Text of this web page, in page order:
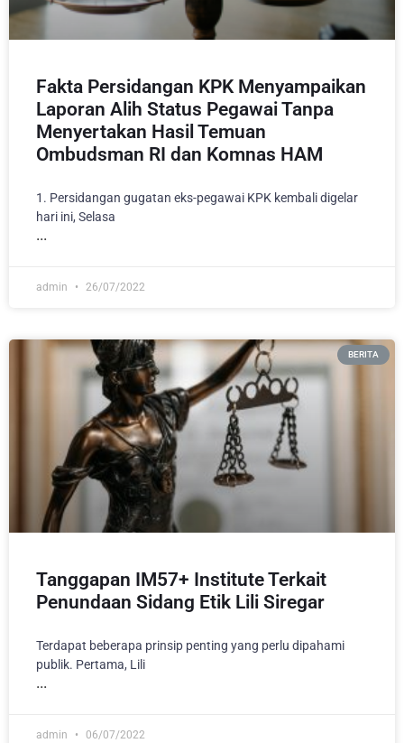
Fakta Persidangan KPK Menyampaikan
Laporan Alih Status Pegawai Tanpa
Menyertakan Hasil Temuan
Ombudsman RI dan Komnas HAM
1. Persidangan gugatan eks-pegawai KPK kembali digelar
hari ini, Selasa
admin 26/07/2022
BERITA
Tanggapan IM57+ Institute Terkait
Penundaan Sidang Etik Lili Siregar
Terdapat beberapa prinsip penting yang perlu dipahami
publik. Pertama, Lili
admin 06/07/2022